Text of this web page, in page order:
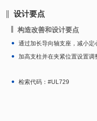
设计要点
构造改善和设计要点
通过加长导向轴支座，减小定
加高支柱并在夹紧位置设置
检索代码：#UL729